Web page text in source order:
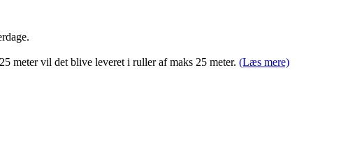
meter vil det blive leveret i ruller af maks 25 meter. (Læs mere)